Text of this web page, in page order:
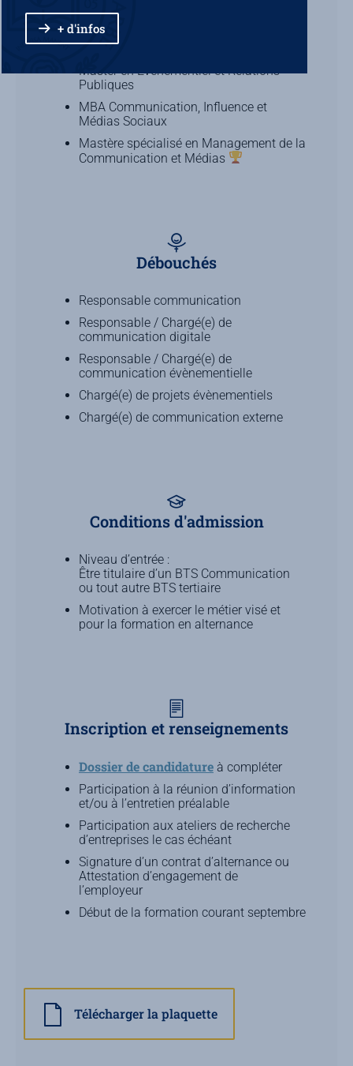
Digitales
Master en Marketing Digital et Data
Analytics
Master en Événementiel et Relations
Publiques
MBA Communication, Influence et
Médias Sociaux
Mastère spécialisé en Management de la
Communication et Médias
Débouchés
Responsable communication
Responsable / Chargé(e) de
communication digitale
Responsable / Chargé(e) de
communication évènementielle
Chargé(e) de projets évènementiels
Chargé(e) de communication externe
Conditions d'admission
Niveau d’entrée :
Être titulaire d’un BTS Communication
ou tout autre BTS tertiaire
Motivation à exercer le métier visé et
pour la formation en alternance
Inscription et renseignements
Dossier de candidature à compléter
Participation à la réunion d’information
et/ou à l’entretien préalable
Participation aux ateliers de recherche
d’entreprises le cas échéant
Signature d’un contrat d’alternance ou
Attestation d’engagement de
l’employeur
Début de la formation courant septembre
Télécharger la plaquette
+ d'infos